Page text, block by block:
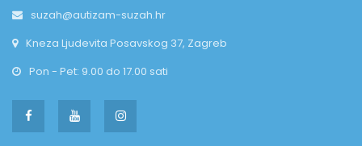
suzah@autizam-suzah.hr
Kneza Ljudevita Posavskog 37, Zagreb
Pon - Pet: 9.00 do 17.00 sati